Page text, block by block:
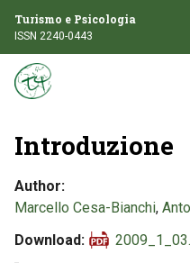
Turismo e Psicologia
ISSN 2240-0443
Introduzione
Author
Marcello Cesa-Bianchi,
Download